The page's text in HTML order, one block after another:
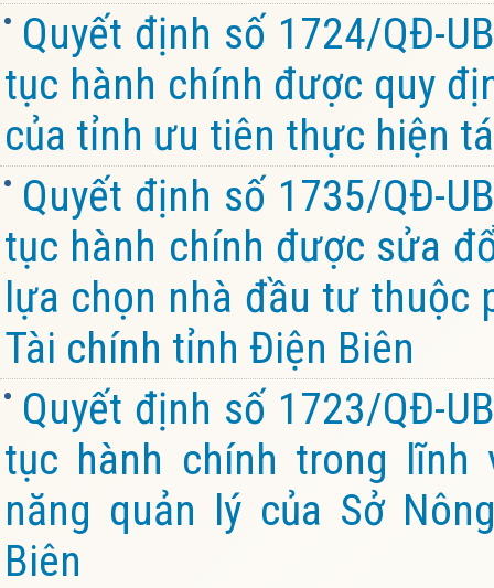
Quyết định số 1724/QĐ-
tục hành chính được quy
của tỉnh ưu tiên thực hiện
Quyết định số 1735/QĐ-
tục hành chính được sửa
lựa chọn nhà đầu tư thuộc
Tài chính tỉnh Điện Biên
Quyết định số 1723/QĐ-
tục hành chính trong
năng quản lý của Sở
Biên